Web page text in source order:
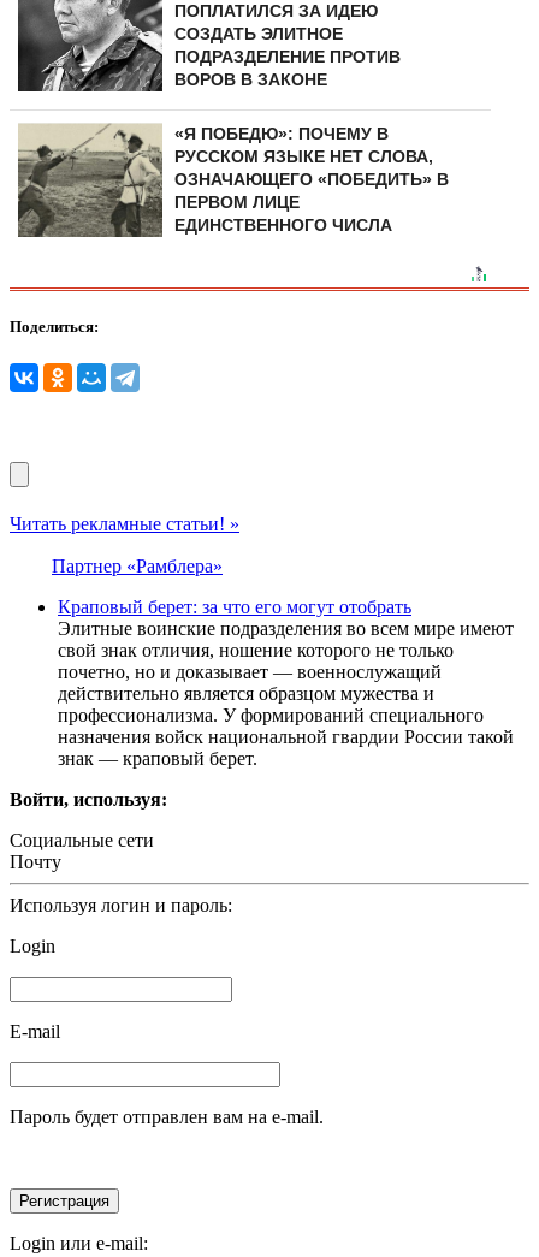
ПОПЛАТИЛСЯ ЗА ИДЕЮ
СОЗДАТЬ ЭЛИТНОЕ
ПОДРАЗДЕЛЕНИЕ ПРОТИВ
ВОРОВ В ЗАКОНЕ
«Я ПОБЕДЮ»: ПОЧЕМУ В
РУССКОМ ЯЗЫКЕ НЕТ СЛОВА,
ОЗНАЧАЮЩЕГО «ПОБЕДИТЬ» В
ПЕРВОМ ЛИЦЕ
ЕДИНСТВЕННОГО ЧИСЛА
Поделиться:
Читать рекламные статьи! »
Партнер «Рамблера»
Краповый берет: за что его могут отобрать
Элитные воинские подразделения во всем мире имеют
свой знак отличия, ношение которого не только
почетно, но и доказывает — военнослужащий
действительно является образцом мужества и
профессионализма. У формирований специального
назначения войск национальной гвардии России такой
знак — краповый берет.
Войти, используя:
Социальные сети
Почту
Используя логин и пароль:
Login
E-mail
Пароль будет отправлен вам на e-mail.
Login или e-mail: